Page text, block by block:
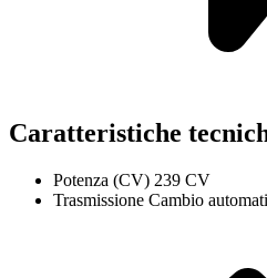
Caratteristiche
Potenza (CV) 239 CV
Trasmissione Cambio